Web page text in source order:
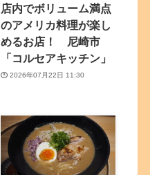
店内でボリューム満点
のアメリカ料理が楽し
めるお店！ 尼崎市
「コルセアキッチン」
2026年07月22日 11:30